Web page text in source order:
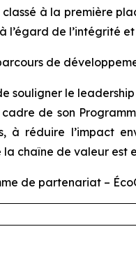
classé à la première
l’égard de l’intégrité
de
souligner le
cadre de son
à réduire l’impact
chaîne de valeur est
de partenariat –